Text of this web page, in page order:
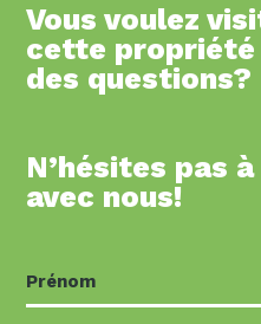
Vous voulez
cette propriété
des questions?
N’hésites pas
avec nous!